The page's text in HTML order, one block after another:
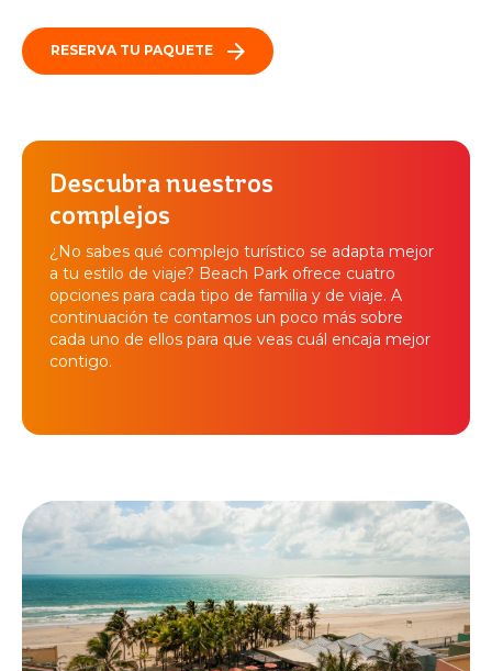
RESERVA TU PAQUETE
Descubra nuestros
complejos
¿No sabes qué complejo turístico se adapta mejor
a tu estilo de viaje? Beach Park ofrece cuatro
opciones para cada tipo de familia y de viaje. A
continuación te contamos un poco más sobre
cada uno de ellos para que veas cuál encaja mejor
contigo.